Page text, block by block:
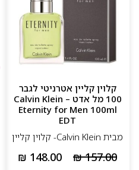
קלוין קליין אטרניטי לגבר
100 מל אדט – Calvin Klein
Eternity for Men 100ml
EDT
מבית Calvin Klein- קלוין קליין
₪157.00
₪ 148.00